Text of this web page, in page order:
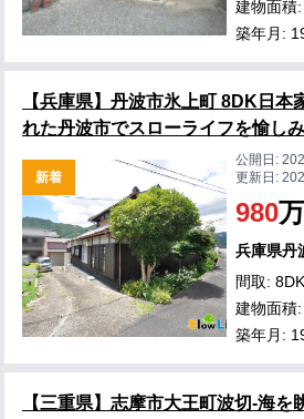
建物面積
築年月:
【兵庫県】丹波市氷上町 8DK日本
れた丹波市でスローライフを愉し
新着
公開日:
更新日:
980
兵庫県丹
間取: 8DK
建物面積
築年月:
【三重県】志摩市大王町波切-海を